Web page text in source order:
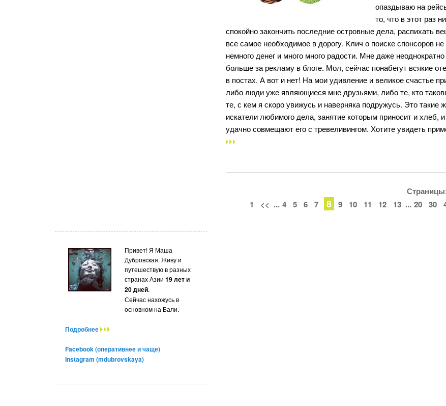
опаздываю на
то, что в этот раз
спокойно закончить последние островные дела, распихать
все самое необходимое в дорогу. Клич о поиске спонсоров
немного денег и много много радости. Мне даже
больше за рекламу в блоге. Мол, сейчас понабегут всякие
в постах. А вот и нет! На мои удивление и великое счастье
либо люди уже являющиеся мне друзьями, либо те, кто
те, с кем я скоро увижусь и наверняка подружусь. Это
искатели любимого дела, занятие которым приносит и
удачно совмещают его с тревеливингом. Хотите увидеть
1
<< ... 4 5 6 7 8 9 10 11 12 13 ... 20 30
Привет! Я Маша
Дубровская. Живу и
путешествую в разных
странах Азии 19 лет и
20 дней.
Сейчас нахожусь в
основном на Бали.
Подробнее
Facebook (оперативнее и чаще)
Instagram (mdubrovskaya)